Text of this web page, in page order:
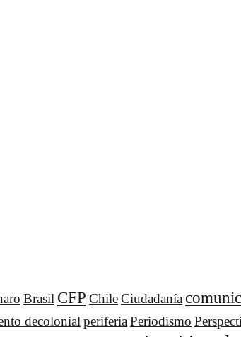
Brasil CFP ChileCiudadanía
decolonialperiferiaPeriodismo